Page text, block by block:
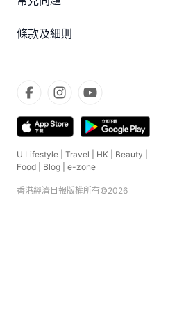
條款及細則
U Lifestyle Travel HK Beauty
Food
Blog e-zone
香港經濟日報版權所有©2026